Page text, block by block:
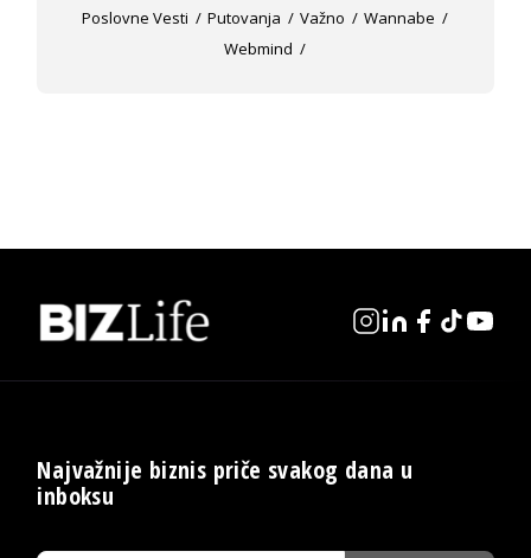
Poslovne Vesti
Putovanja Važno
Wannabe
Webmind
Najvažnije biznis priče svakog dana u
inboksu